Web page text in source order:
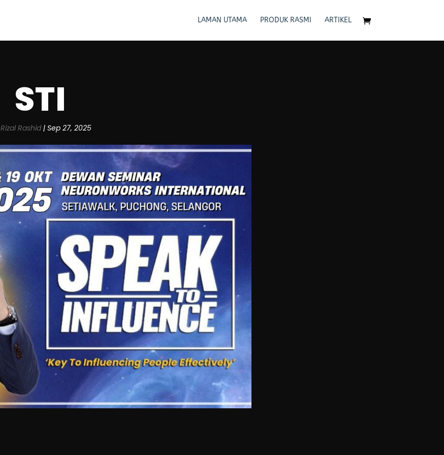
LAMAN UTAMA PRODUK RASMI ARTIKEL
STI
Rizal Rashid| Sep 27, 2025